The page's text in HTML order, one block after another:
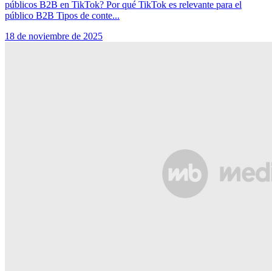
públicos B2B en TikTok? Por qué TikTok es relevante para el
público B2B Tipos de conte...
18 de noviembre de 2025